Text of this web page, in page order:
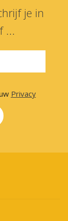
je in
...
Privacy